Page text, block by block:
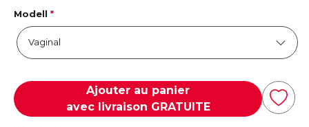
Modell *
Ajouter au panier
avec livraison GRATUITE